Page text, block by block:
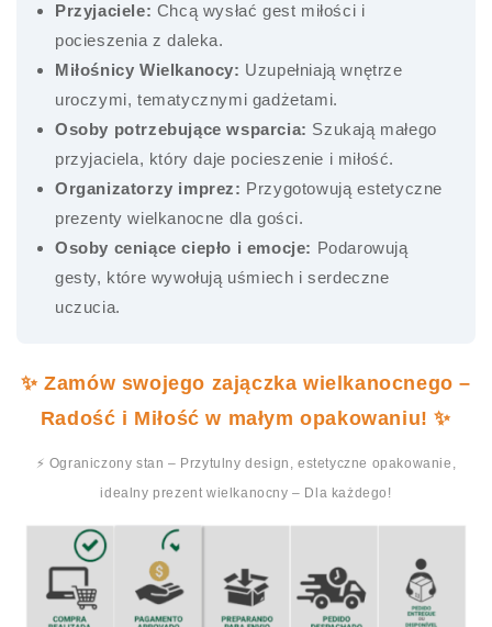
Przyjaciele: Chcą wysłać gest miłości i
pocieszenia z daleka.
Miłośnicy Wielkanocy: Uzupełniają wnętrze
uroczymi, tematycznymi gadżetami.
Osoby potrzebujące wsparcia: Szukają małego
przyjaciela, który daje pocieszenie i miłość.
Organizatorzy imprez: Przygotowują estetyczne
prezenty wielkanocne dla gości.
Osoby ceniące ciepło i emocje: Podarowują
gesty, które wywołują uśmiech i serdeczne
uczucia.
✨ Zamów swojego zajączka wielkanocnego –
Radość i Miłość w małym opakowaniu! ✨
⚡ Ograniczony stan – Przytulny design, estetyczne opakowanie,
idealny prezent wielkanocny – Dla każdego!